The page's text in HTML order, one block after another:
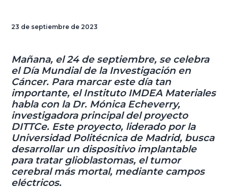
23 de septiembre de 2023
Mañana, el 24 de septiembre, se celebra
el Día Mundial de la Investigación en
Cáncer. Para marcar este día tan
importante, el Instituto IMDEA Materiales
habla con la Dr. Mónica Echeverry,
investigadora principal del proyecto
DITTCe. Este proyecto, liderado por la
Universidad Politécnica de Madrid, busca
desarrollar un dispositivo implantable
para tratar glioblastomas, el tumor
cerebral más mortal, mediante campos
eléctricos.